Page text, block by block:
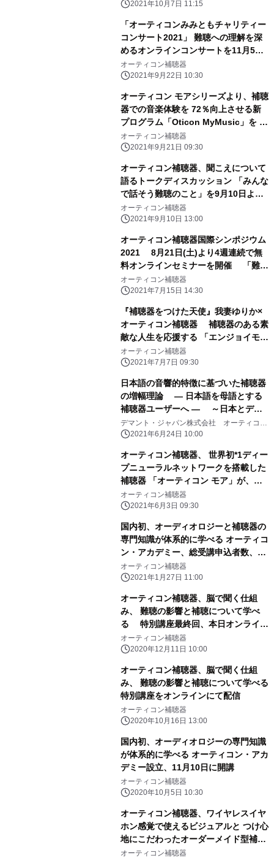
2021年10月7日 11:15
「オーティコンみみともチャリティー
コンサート2021」 難聴への理解を深
めるオンラインコンサートを11月5日
に開催
オーティコン補聴器
2021年9月22日 10:30
オーティコン モアシリーズより、補聴
器での音楽体験を 72％向上させる新
プログラム「Oticon MyMusic」を 9
月21日にリリース
オーティコン補聴器
2021年9月21日 09:30
オーティコン補聴器、聞こえについて
語るトークディスカッション 「みんな
で話そう難聴のこと」を9月10日より
YouTube公開
オーティコン補聴器
2021年9月10日 13:00
オーティコン補聴器国際シンポジウム
2021 8月21日(土)より4週連続で無
料オンラインセミナーを開催 「難聴
と認知症、聴覚ケアの最前線」
オーティコン補聴器
2021年7月15日 14:30
『補聴器をつけた天使』我妻ゆりか×
オーティコン補聴器 補聴器のある素
敵な人生を応援する 「エンジョイモア
ライフキャンペーン」を2021年7月7
日より開催
オーティコン補聴器
2021年7月7日 09:30
日本語の音響的特徴に基づいた補聴器
の増幅理論 ― 日本語を母語とする
補聴器ユーザーへ ― ～日本とデン
マークの共同研究を学術雑誌 「Auris
Nasus Larynx」にて発表～
デマント・ジャパン株式会社 オーティコン
補聴器
2021年6月24日 10:00
オーティコン補聴器、 世界初*1ディー
プニューラルネットワークを搭載した
補聴器 「オーティコン モア」が、新
たに3つの国際的アワードを受賞
オーティコン補聴器
2021年6月3日 09:30
国内初、オーディオロジーと補聴器の
専門知識が体系的に学べる オーティコ
ン・アカデミー、総受講申込者数、
200名*突破 ～国際的に高い価値をも
つ修了証が授与される カウンセリング
オーティコン補聴器
2021年1月27日 11:00
オーティコン補聴器、脳で聞く仕組
み、 難聴の影響と補聴について学べ
る 特別講座最終回、本日オンライン
にて配信
オーティコン補聴器
2020年12月11日 10:00
オーティコン補聴器、脳で聞く仕組
み、 難聴の影響と補聴について学べる
特別講座をオンラインにて配信
オーティコン補聴器
2020年10月16日 13:00
国内初、オーディオロジーの専門知識
が体系的に学べる オーティコン・アカ
デミー設立、11月10日に開講
オーティコン補聴器
2020年10月5日 10:30
オーティコン補聴器、ワイヤレスイヤ
ホン感覚で使えるビジュアルと つけ心
地にこだわったオーダーメイド型補聴
器 フェースプレート新色ダークブラウ
オーティコン補聴器